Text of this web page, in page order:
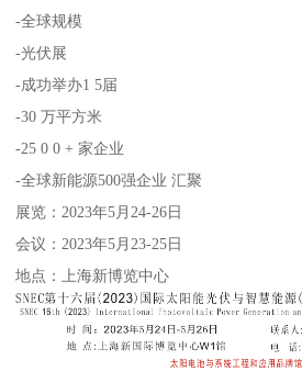
-全球规模
-光伏展
-成功举办1 5届
-30 万平方米
-25 0 0 + 家企业
-全球新能源500强企业 汇聚
展览：2023年5月24-26日
会议：2023年5月23-25日
地点：上海新博览中心